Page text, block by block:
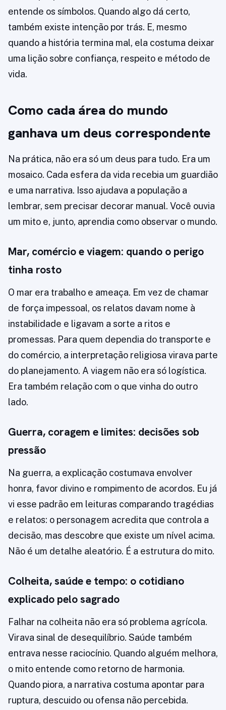
entende os símbolos. Quando algo dá certo,
também existe intenção por trás. E, mesmo
quando a história termina mal, ela costuma deixar
uma lição sobre confiança, respeito e método de
vida.
Como cada área do mundo
ganhava um deus correspondente
Na prática, não era só um deus para tudo. Era um
mosaico. Cada esfera da vida recebia um guardião
e uma narrativa. Isso ajudava a população a
lembrar, sem precisar decorar manual. Você ouvia
um mito e, junto, aprendia como observar o mundo.
Mar, comércio e viagem: quando o perigo
tinha rosto
O mar era trabalho e ameaça. Em vez de chamar
de força impessoal, os relatos davam nome à
instabilidade e ligavam a sorte a ritos e
promessas. Para quem dependia do transporte e
do comércio, a interpretação religiosa virava parte
do planejamento. A viagem não era só logística.
Era também relação com o que vinha do outro
lado.
Guerra, coragem e limites: decisões sob
pressão
Na guerra, a explicação costumava envolver
honra, favor divino e rompimento de acordos. Eu já
vi esse padrão em leituras comparando tragédias
e relatos: o personagem acredita que controla a
decisão, mas descobre que existe um nível acima.
Não é um detalhe aleatório. É a estrutura do mito.
Colheita, saúde e tempo: o cotidiano
explicado pelo sagrado
Falhar na colheita não era só problema agrícola.
Virava sinal de desequilíbrio. Saúde também
entrava nesse raciocínio. Quando alguém melhora,
o mito entende como retorno de harmonia.
Quando piora, a narrativa costuma apontar para
ruptura, descuido ou ofensa não percebida.